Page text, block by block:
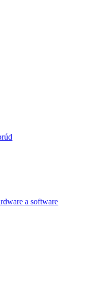
a software